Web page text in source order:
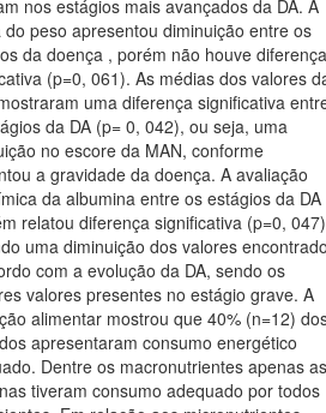
nos estágios mais avançados da DA. A
do peso apresentou diminuição entre os
da doença , porém não houve diferença
(p=0, 061). As médias dos valores
uma diferença significativa
da DA (p= 0, 042), ou seja, uma
no escore da MAN, conforme
a gravidade da doença. A avaliação
da albumina entre os estágios da DA
relatou diferença significativa (p=0,
uma diminuição dos valores
com a evolução da DA, sendo os
valores presentes no estágio grave. A
alimentar mostrou que 40% (n=12)
apresentaram consumo energético
Dentre os macronutrientes apenas as
tiveram consumo adequado por todos